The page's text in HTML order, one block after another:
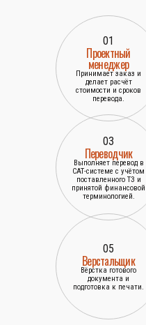
01
Проектный
менеджер
Принимает заказ и
делает расчёт
стоимости и сроков
перевода.
03
Переводчик
Выполняет перевод в
САТ-системе с учётом
поставленного ТЗ и
принятой финансовой
терминологией.
05
Верстальщик
Вёрстка готового
документа и
подготовка к печати.